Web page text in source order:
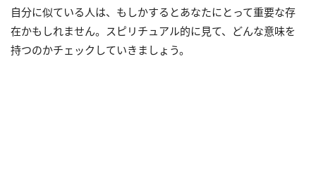
自分に似ている人は、もしかするとあなたにとって重要な存
在かもしれません。スピリチュアル的に見て、どんな意味を
持つのかチェックしていきましょう。